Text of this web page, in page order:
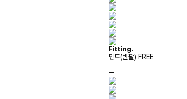
Fitting.
민트(반팔) FREE
ㅡ